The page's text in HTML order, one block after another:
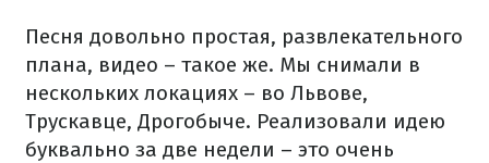
Песня довольно простая, развлекательного
плана, видео – такое же. Мы снимали в
нескольких локациях – во Львове,
Трускавце, Дрогобыче. Реализовали идею
буквально за две недели – это очень